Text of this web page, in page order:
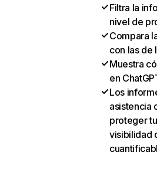
Filtra la
nivel de
Compara
con las de
Muestra
en
Los
asistencia
proteger
visibilidad